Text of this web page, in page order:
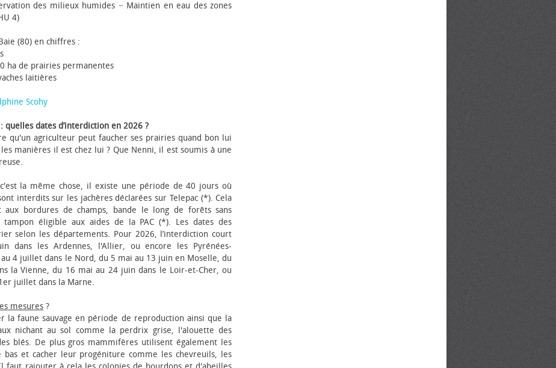
des milieux humides − Maintien en eau des zones
4)
(80) en chiffres :
ha de prairies permanentes
laitières
Scohy
quelles dates d’interdiction en 2026 ?
qu'un agriculteur peut faucher ses prairies quand bon lui
manières il est chez lui ? Que Nenni, il est soumis à une
la même chose, il existe une période de 40 jours où
interdits sur les jachères déclarées sur Telepac (*). Cela
aux bordures de champs, bande le long de forêts sans
éligible aux aides de la PAC (*). Les dates des
selon les départements. Pour 2026, l’interdiction court
dans les Ardennes, l'Allier, ou encore les Pyrénées-
4 juillet dans le Nord, du 5 mai au 13 juin en Moselle, du
la Vienne, du 16 mai au 24 juin dans le Loir-et-Cher, ou
juillet dans la Marne.
mesures ?
la faune sauvage en période de reproduction ainsi que la
nichant au sol comme la perdrix grise, l'alouette des
blés. De plus gros mammifères utilisent également les
bas et cacher leur progéniture comme les chevreuils, les